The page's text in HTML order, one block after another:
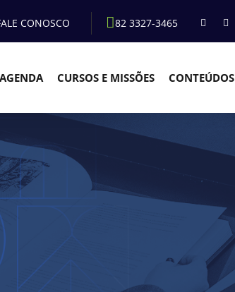
CONOSCO 82 3327-3465
AGENDA CURSOS E MISSÕES CONTEÚDOS